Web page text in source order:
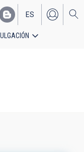
EN
ES